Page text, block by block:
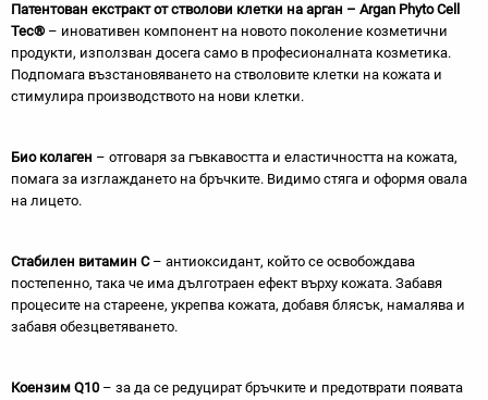
Патентован екстракт от стволови клетки на арган – Argan Phyto Cell
Tec® – иновативен компонент на новото поколение козметични
продукти, използван досега само в професионалната козметика.
Подпомага възстановяването на стволовите клетки на кожата и
стимулира производството на нови клетки.
Био колаген – отговаря за гъвкавостта и еластичността на кожата,
помага за изглаждането на бръчките. Видимо стяга и оформя овала
на лицето.
Стабилен витамин С – антиоксидант, който се освобождава
постепенно, така че има дълготраен ефект върху кожата. Забавя
процесите на стареене, укрепва кожата, добавя блясък, намалява и
забавя обезцветяването.
Коензим Q10 – за да се редуцират бръчките и предотврати появата